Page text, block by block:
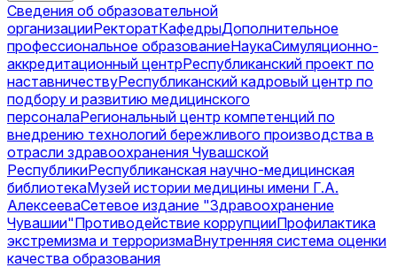
Сведения об образовательной
организацииРекторатКафедрыДополнительное
профессиональное образованиеНаукаСимуляционно-
аккредитационный центрРеспубликанский проект по
наставничествуРеспубликанский кадровый центр по
подбору и развитию медицинского
персоналаРегиональный центр компетенций по
внедрению технологий бережливого производства в
отрасли здравоохранения Чувашской
РеспубликиРеспубликанская научно-медицинская
библиотекаМузей истории медицины имени Г.А.
АлексееваСетевое издание "Здравоохранение
Чувашии"Противодействие коррупцииПрофилактика
экстремизма и терроризмаВнутренняя система оценки
качества образования